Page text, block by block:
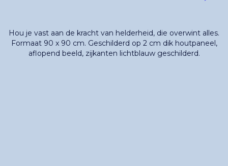
Hou je vast aan de kracht van helderheid, die overwint alles.
Formaat 90 x 90 cm. Geschilderd op 2 cm dik houtpaneel,
aflopend beeld, zijkanten lichtblauw geschilderd.